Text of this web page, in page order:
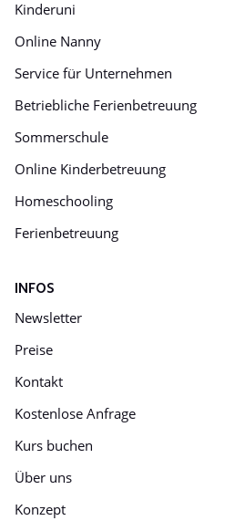
Kinderuni
Online Nanny
Service für Unternehmen
Betriebliche Ferienbetreuung
Sommerschule
Online Kinderbetreuung
Homeschooling
Ferienbetreuung
INFOS
Newsletter
Preise
Kontakt
Kostenlose Anfrage
Kurs buchen
Über uns
Konzept